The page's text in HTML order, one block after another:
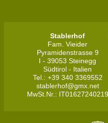
Stablerhof
Fam. Vieider
Pyramidenstrasse 9
I - 39053 Steinegg
Südtirol - Italien
Tel.: +39 340 3369552
stablerhof@gmx.net
MwSt.Nr.: IT01627240219